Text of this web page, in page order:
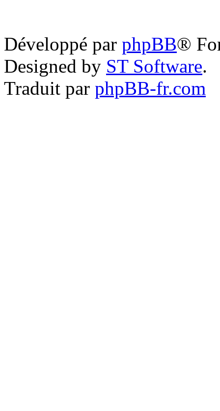
Développé par phpBB®
Designed by ST Software.
Traduit par phpBB-fr.com